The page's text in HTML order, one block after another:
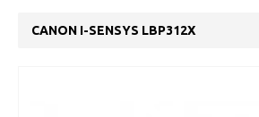
CANON I-SENSYS LBP312X